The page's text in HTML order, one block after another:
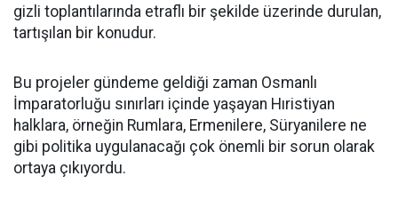
gizli toplantılarında etraflı bir şekilde üzerinde durulan,
tartışılan bir konudur.
Bu projeler gündeme geldiği zaman Osmanlı
İmparatorluğu sınırları içinde yaşayan Hıristiyan
halklara, örneğin Rumlara, Ermenilere, Süryanilere ne
gibi politika uygulanacağı çok önemli bir sorun olarak
ortaya çıkıyordu.